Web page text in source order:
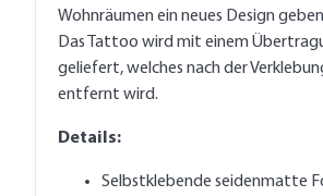
Wohnräumen ein neues Design
Das Tattoo wird mit einem
geliefert, welches nach der
entfernt wird.
Details:
Selbstklebende seidenmatte